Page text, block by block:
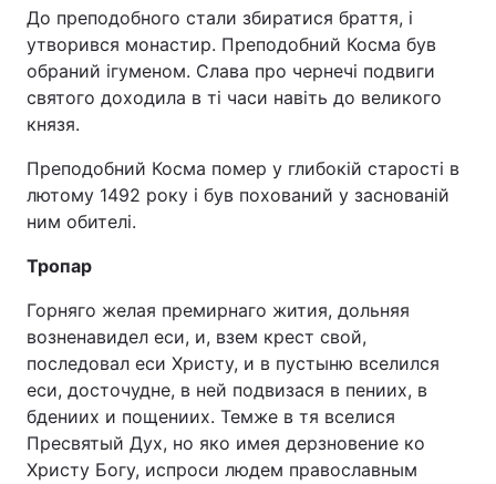
До преподобного стали збиратися браття, і
утворився монастир. Преподобний Косма був
обраний ігуменом. Слава про чернечі подвиги
святого доходила в ті часи навіть до великого
князя.
Преподобний Косма помер у глибокій старості в
лютому 1492 року і був похований у заснованій
ним обителі.
Тропар
Горняго желая премирнаго жития, дольняя
возненавидел еси, и, взем крест свой,
последовал еси Христу, и в пустыню вселился
еси, досточудне, в ней подвизася в пениих, в
бдениих и пощениих. Темже в тя вселися
Пресвятый Дух, но яко имея дерзновение ко
Христу Богу, испроси людем православным